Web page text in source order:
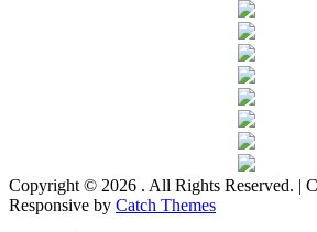
Copyright © 2026 . All Rights Reserved. |
Responsive by Catch Themes